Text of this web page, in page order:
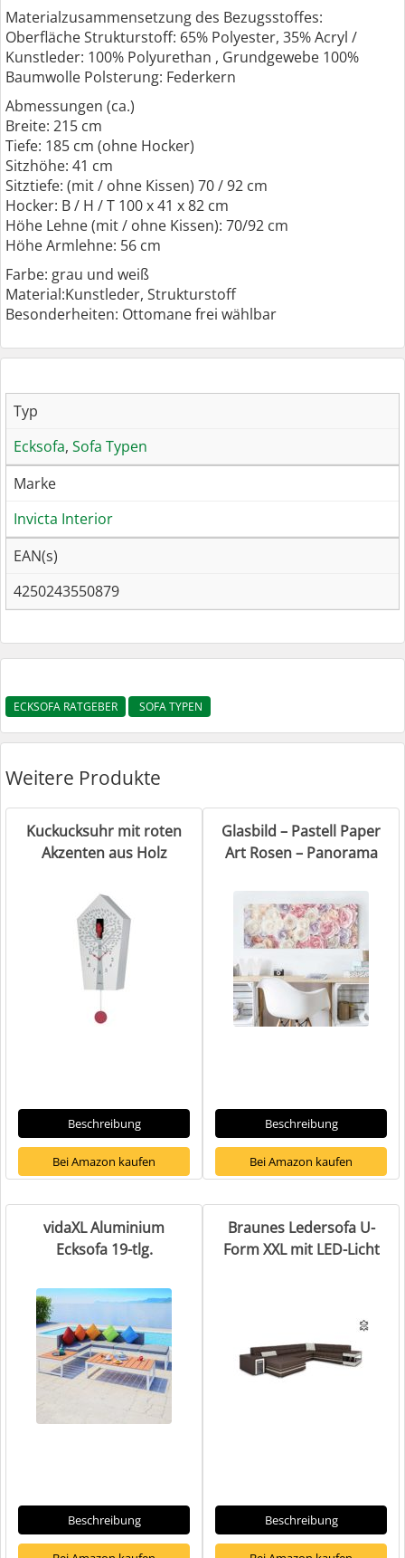
Materialzusammensetzung des Bezugsstoffes:
Oberfläche Strukturstoff: 65% Polyester, 35% Acryl /
Kunstleder: 100% Polyurethan , Grundgewebe 100%
Baumwolle Polsterung: Federkern
Abmessungen (ca.)
Breite: 215 cm
Tiefe: 185 cm (ohne Hocker)
Sitzhöhe: 41 cm
Sitztiefe: (mit / ohne Kissen) 70 / 92 cm
Hocker: B / H / T 100 x 41 x 82 cm
Höhe Lehne (mit / ohne Kissen): 70/92 cm
Höhe Armlehne: 56 cm
Farbe: grau und weiß
Material:Kunstleder, Strukturstoff
Besonderheiten: Ottomane frei wählbar
Typ
Ecksofa, Sofa Typen
Marke
Invicta Interior
EAN(s)
4250243550879
ECKSOFA RATGEBER SOFA TYPEN
Weitere Produkte
Kuckucksuhr mit roten
Akzenten aus Holz
Beschreibung
Bei Amazon kaufen
Glasbild – Pastell Paper
Art Rosen – Panorama
Beschreibung
Bei Amazon kaufen
vidaXL Aluminium
Ecksofa 19-tlg.
Beschreibung
Braunes Ledersofa U-
Form XXL mit LED-Licht
Beschreibung